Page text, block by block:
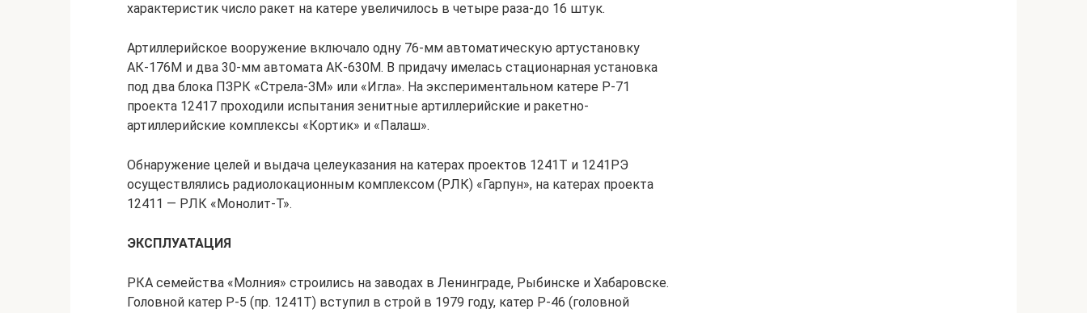
характеристик число ракет на катере увеличилось в четыре раза-до 16 штук.
Артиллерийское вооружение включало одну 76-мм автоматическую артустановку
АК-176М и два 30-мм автомата АК-630М. В придачу имелась стационарная установка
под два блока ПЗРК «Стрела-ЗМ» или «Игла». На экспериментальном катере Р-71
проекта 12417 проходили испытания зенитные артиллерийские и ракетно-
артиллерийские комплексы «Кортик» и «Палаш».
Обнаружение целей и выдача целеуказания на катерах проектов 1241Т и 1241РЭ
осуществлялись радиолокационным комплексом (РЛК) «Гарпун», на катерах проекта
12411 — РЛК «Монолит-Т».
ЭКСПЛУАТАЦИЯ
РКА семейства «Молния» строились на заводах в Ленинграде, Рыбинске и Хабаровске.
Головной катер Р-5 (пр. 1241Т) вступил в строй в 1979 году, катер Р-46 (головной